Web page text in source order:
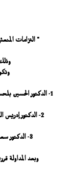
" التزامات
1- الدكتور الحسين بلحساني أستاذ التعليم العالي بكلية الحقوق بوجدة مشرفا ورئيسا
2- الدكتور إدريس الفاخوري أستاذ التعليم العالي بكلية الحقوق بوجدة عضوا
3- الدكتور سعيد الروبيو أستاذ مؤهل بكلية الحقوق بوجدة عضوا
وبعد المداولة